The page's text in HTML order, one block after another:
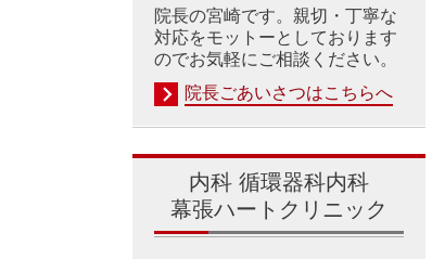
院長の宮崎です。親切・丁寧な
対応をモットーとしております
のでお気軽にご相談ください。
院長ごあいさつはこちらへ
内科 循環器科内科
幕張ハートクリニック